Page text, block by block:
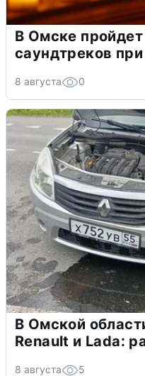
В Омске
саундтреков
8 августа 0
В Омской
Renault и Lada:
8 августа 5